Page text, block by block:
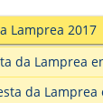
Lamprea 2017
da Lamprea
da Lamprea